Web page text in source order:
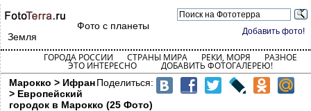
Добавить фото!
Фото с планеты
Земля
ГОРОДА РОССИИ СТРАНЫ МИРА РЕКИ, МОРЯ РАЗНОЕ
ЭТО ИНТЕРЕСНО ДОБАВИТЬ ФОТОГАЛЕРЕЮ!
Поделиться:
Марокко > Ифран
> Европейский
городок в Марокко (25 Фото)